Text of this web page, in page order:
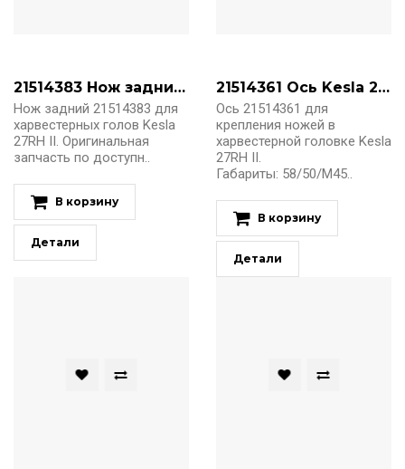
21514383 Нож задний Kesla 27RH II
Нож задний 21514383 для
харвестерных голов Kesla
27RH II. Оригинальная
запчасть по доступн..
В корзину
Детали
21514361 Ось Kesla 27RH II
Ось 21514361 для
крепления ножей в
харвестерной головке Kesla
27RH II.
Габариты: 58/50/M45..
В корзину
Детали